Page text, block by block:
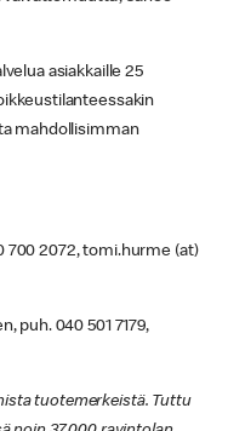
asiakkaille 25
mahdollisimman
700 2072, tomi.hurme (at)
puh. 040 501 7179,
tuotemerkeistä. Tuttu